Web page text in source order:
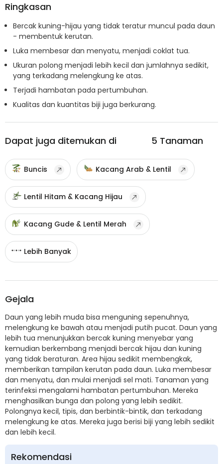
Ringkasan
Bercak kuning-hijau yang tidak teratur muncul pada daun
- membentuk kerutan.
Luka membesar dan menyatu, menjadi coklat tua.
Ukuran polong menjadi lebih kecil dan jumlahnya sedikit,
yang terkadang melengkung ke atas.
Terjadi hambatan pada pertumbuhan.
Kualitas dan kuantitas biji juga berkurang.
Dapat juga ditemukan di 5 Tanaman
Buncis Kacang Arab & Lentil
Lentil Hitam & Kacang Hijau
Kacang Gude & Lentil Merah
Lebih Banyak
Gejala
Daun yang lebih muda bisa menguning sepenuhnya,
melengkung ke bawah atau menjadi putih pucat. Daun yang
lebih tua menunjukkan bercak kuning menyebar yang
kemudian berkembang menjadi bercak hijau dan kuning
yang tidak beraturan. Area hijau sedikit membengkak,
memberikan tampilan kerutan pada daun. Luka membesar
dan menyatu, dan mulai menjadi sel mati. Tanaman yang
terinfeksi mengalami hambatan pertumbuhan. Mereka
menghasilkan bunga dan polong yang lebih sedikit.
Polongnya kecil, tipis, dan berbintik-bintik, dan terkadang
melengkung ke atas. Mereka juga berisi biji yang lebih sedikit
dan lebih kecil.
Rekomendasi